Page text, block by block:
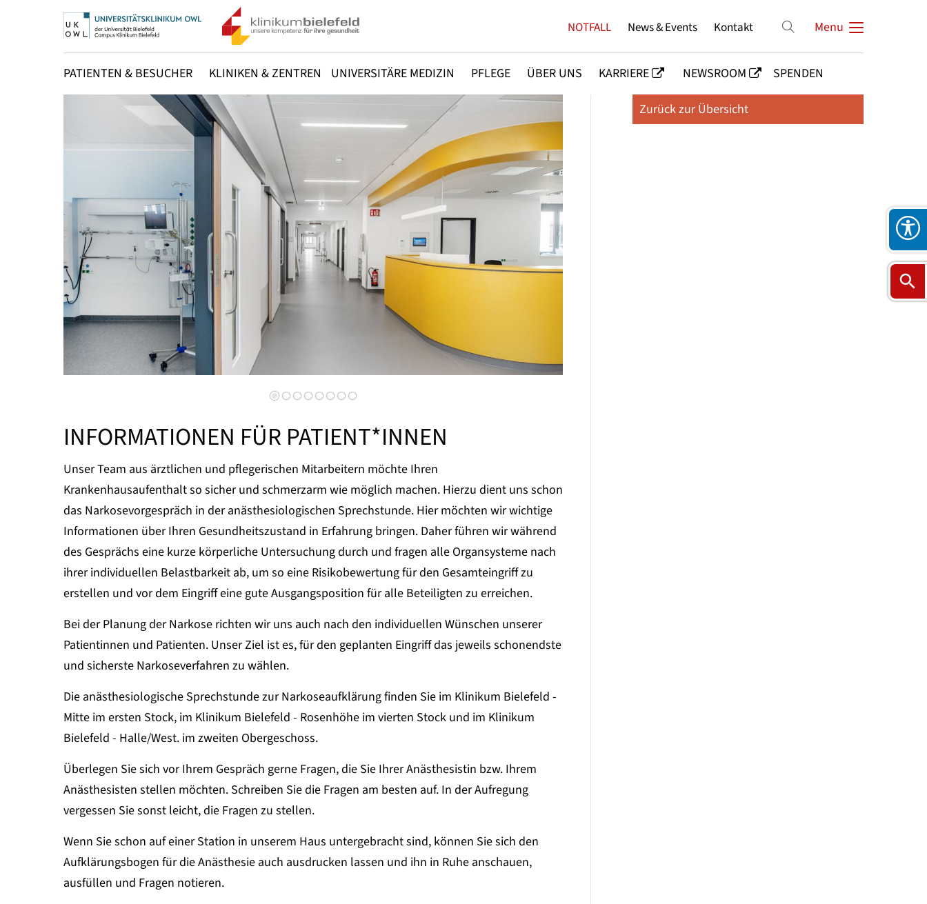
Menu
PATIENTEN & BESUCHER KLINIKEN & ZENTREN UNIVERSITÄRE MEDIZIN PFLEGE ÜBER UNS KARRIERE NEWSROOM SPENDEN
NOTFALL News & Events Kontakt
Zurück Vorwärts
INFORMATIONEN FÜR PATIENT*INNEN
Unser Team aus ärztlichen und pflegerischen Mitarbeitern möchte Ihren
Krankenhausaufenthalt so sicher und schmerzarm wie möglich machen. Hierzu dient uns schon
das Narkosevorgespräch in der anästhesiologischen Sprechstunde. Hier möchten wir wichtige
Informationen über Ihren Gesundheitszustand in Erfahrung bringen. Daher führen wir während
des Gesprächs eine kurze körperliche Untersuchung durch und fragen alle Organsysteme nach
ihrer individuellen Belastbarkeit ab, um so eine Risikobewertung für den Gesamteingriff zu
erstellen und vor dem Eingriff eine gute Ausgangsposition für alle Beteiligten zu erreichen.
Bei der Planung der Narkose richten wir uns auch nach den individuellen Wünschen unserer
Patientinnen und Patienten. Unser Ziel ist es, für den geplanten Eingriff das jeweils schonendste
und sicherste Narkoseverfahren zu wählen.
Die anästhesiologische Sprechstunde zur Narkoseaufklärung finden Sie im Klinikum Bielefeld -
Mitte im ersten Stock, im Klinikum Bielefeld - Rosenhöhe im vierten Stock und im Klinikum
Bielefeld - Halle/West. im zweiten Obergeschoss.
Überlegen Sie sich vor Ihrem Gespräch gerne Fragen, die Sie Ihrer Anästhesistin bzw. Ihrem
Anästhesisten stellen möchten. Schreiben Sie die Fragen am besten auf. In der Aufregung
vergessen Sie sonst leicht, die Fragen zu stellen.
Wenn Sie schon auf einer Station in unserem Haus untergebracht sind, können Sie sich den
Aufklärungsbogen für die Anästhesie auch ausdrucken lassen und ihn in Ruhe anschauen,
ausfüllen und Fragen notieren.
Zurück zur Übersicht